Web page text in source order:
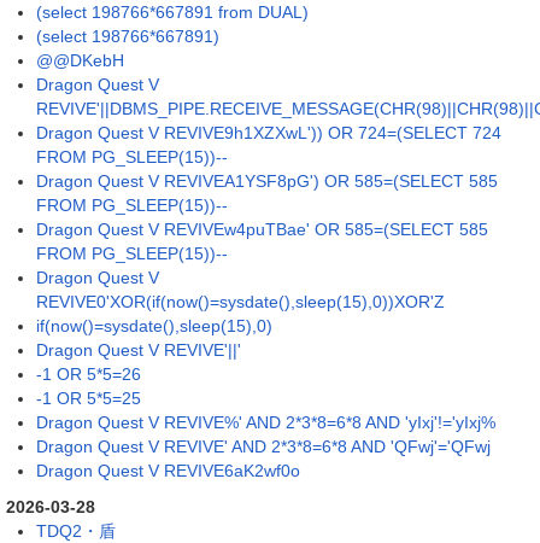
(select 198766*667891 from DUAL)
(select 198766*667891)
@@DKebH
Dragon Quest V
Dragon Quest V REVIVE9h1XZXwL')) OR 724=(SELECT 724
FROM PG_SLEEP(15))--
Dragon Quest V REVIVEA1YSF8pG') OR 585=(SELECT 585
FROM PG_SLEEP(15))--
Dragon Quest V REVIVEw4puTBae' OR 585=(SELECT 585
FROM PG_SLEEP(15))--
Dragon Quest V
REVIVE0'XOR(if(now()=sysdate(),sleep(15),0))XOR'Z
if(now()=sysdate(),sleep(15),0)
Dragon Quest V REVIVE'||'
-1 OR 5*5=26
-1 OR 5*5=25
Dragon Quest V REVIVE%' AND 2*3*8=6*8 AND 'yIxj'!='yIxj%
Dragon Quest V REVIVE' AND 2*3*8=6*8 AND 'QFwj'='QFwj
Dragon Quest V REVIVE6aK2wf0o
2026-03-28
TDQ2・盾